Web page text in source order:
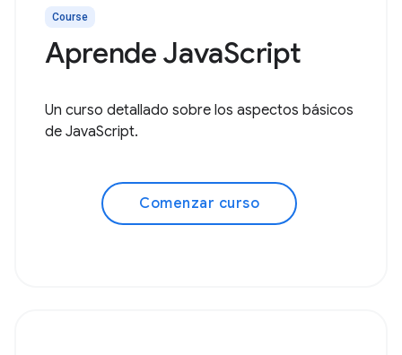
Course
Aprende JavaScript
Un curso detallado sobre los aspectos básicos
de JavaScript.
Comenzar curso